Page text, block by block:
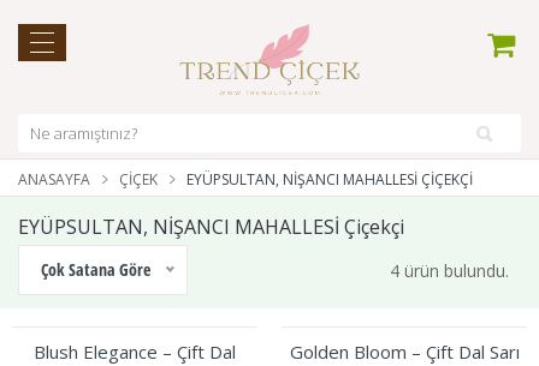
ANASAYFA ÇIÇEK EYÜPSULTAN, NİŞANCI MAHALLESİ ÇIÇEKÇI
EYÜPSULTAN, NİŞANCI MAHALLESİ Çiçekçi
Çok Satana Göre 4 ürün bulundu.
Blush Elegance – Çift Dal
Golden Bloom – Çift Dal Sarı